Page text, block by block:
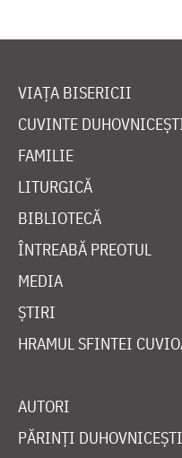
VIAȚA BISERICII
CUVINTE
FAMILIE
LITURGICĂ
BIBLIOTECĂ
ÎNTREABĂ PREOTUL
MEDIA
ȘTIRI
HRAMUL SFINTEI
AUTORI
PĂRINȚI DUHOVNICEȘTI